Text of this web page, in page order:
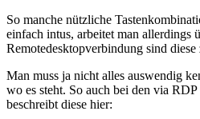
So manche nützliche
einfach intus, arbeitet man allerdings
Remotedesktopverbindung sind diese
Man muss ja nicht alles auswendig
wo es steht. So auch bei den via
beschreibt diese hier: